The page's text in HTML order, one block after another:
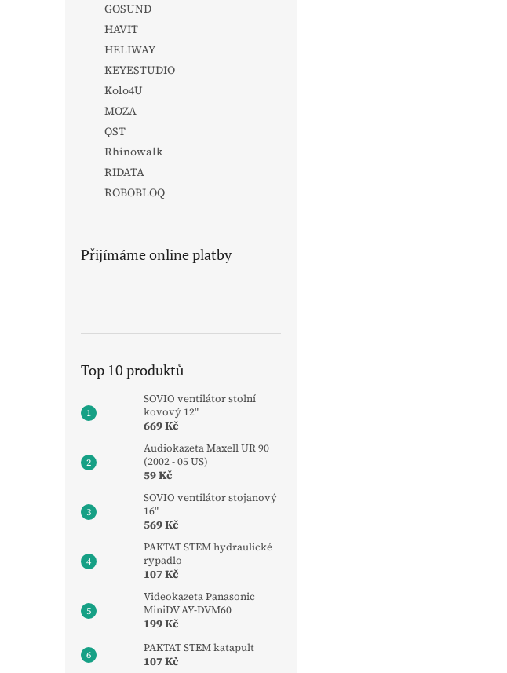
GOSUND
HAVIT
HELIWAY
KEYESTUDIO
Kolo4U
MOZA
QST
Rhinowalk
RIDATA
ROBOBLOQ
Přijímáme online platby
Top 10 produktů
SOVIO ventilátor stolní
kovový 12"
669 Kč
Audiokazeta Maxell UR 90
(2002 - 05 US)
59 Kč
SOVIO ventilátor stojanový
16"
569 Kč
PAKTAT STEM hydraulické
rypadlo
107 Kč
Videokazeta Panasonic
MiniDV AY-DVM60
199 Kč
PAKTAT STEM katapult
107 Kč